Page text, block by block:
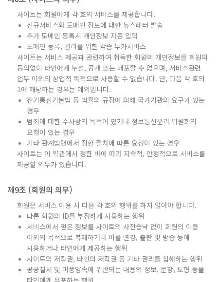
사이트는 회원에게 각 호의 서비스를 제공합니다.
신규서비스와 도메인 정보에 대한 뉴스레터 발송
추가 도메인 등록시 개인정보 자동 입력
도메인 등록, 관리를 위한 각종 부가서비스
사이트는 서비스 제공과 관련하여 취득한 회원의 개인정보를 회원의
동의없이 타인에게 누설, 공개 또는 배포할 수 없으며, 서비스관련
업무 이외의 상업적 목적으로 사용할 수 없습니다. 단, 다음 각 호의
1에 해당하는 경우는 예외입니다.
전기통신기본법 등 법률의 규정에 의해 국가기관의 요구가 있는
경우
범죄에 대한 수사상의 목적이 있거나 정보통신윤리 위원회의
요청이 있는 경우
기타 관계법령에서 정한 절차에 따른 요청이 있는 경우
사이트는 이 약관에서 정한 바에 따라 지속적, 안정적으로 서비스를
제공할 의무가 있습니다.
제9조 (회원의 의무)
회원은 서비스 이용 시 다음 각 호의 행위를 하지 않아야 합니다.
다른 회원의 ID를 부정하게 사용하는 행위
서비스에서 얻은 정보를 사이트의 사전승낙 없이 회원의 이용
이외의 목적으로 복제하거나 이를 변경, 출판 및 방송 등에
사용하거나 타인에게 제공하는 행위
사이트의 저작권, 타인의 저작권 등 기타 권리를 침해하는 행위
공공질서 및 미풍양속에 위반되는 내용의 정보, 문장, 도형 등을
타인에게 유포하는 행위